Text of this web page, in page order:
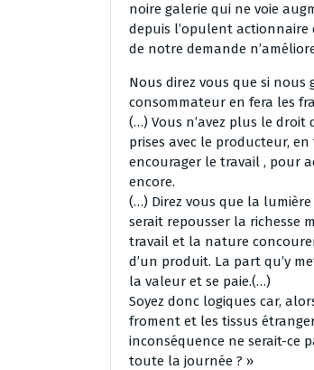
noire galerie qui ne voie
depuis l’opulent actionnaire
de notre demande
Nous direz vous que si nous
consommateur en fera les
(…) Vous n’avez plus le droit
prises avec le producteur,
encourager le travail , pour
encore.
(…) Direz vous que la
serait repousser la richesse
travail et la nature
d’un produit. La part qu’y
la valeur et se paie.(…)
Soyez donc logiques car,
froment et les tissus
inconséquence ne serait-ce
toute la journée ? »